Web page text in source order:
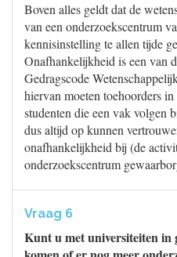
Boven alles geldt dat de
van een onderzoekscentrum
kennisinstelling te allen tijde
Onafhankelijkheid is een van
Gedragscode
hiervan moeten toehoorders
studenten die een vak volgen
dus altijd op kunnen
onafhankelijkheid bij (de
onderzoekscentrum
Vraag 6
Kunt u met universiteiten in